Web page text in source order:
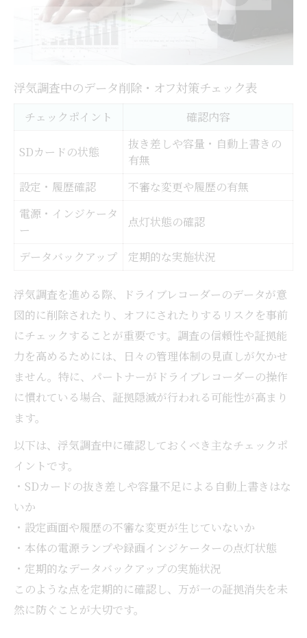
浮気調査中のデータ削除・オフ対策チェック表
チェックポイント 確認内容
SDカードの状態
抜き差しや容量・自動上書きの
有無
設定・履歴確認
不審な変更や履歴の有無
電源・インジケータ
ー
点灯状態の確認
データバックアップ 定期的な実施状況
浮気調査を進める際、ドライブレコーダーのデータが意
図的に削除されたり、オフにされたりするリスクを事前
にチェックすることが重要です。調査の信頼性や証拠能
力を高めるためには、日々の管理体制の見直しが欠かせ
ません。特に、パートナーがドライブレコーダーの操作
に慣れている場合、証拠隠滅が行われる可能性が高まり
ます。
以下は、浮気調査中に確認しておくべき主なチェックポ
イントです。
・SDカードの抜き差しや容量不足による自動上書きはな
いか
・設定画面や履歴の不審な変更が生じていないか
・本体の電源ランプや録画インジケーターの点灯状態
・定期的なデータバックアップの実施状況
このような点を定期的に確認し、万が一の証拠消失を未
然に防ぐことが大切です。